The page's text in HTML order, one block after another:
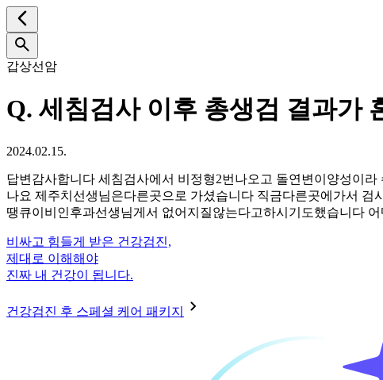
갑상선암
Q. 세침검사 이후 총생검 결과가
2024.02.15.
답변감사합니다 세침검사에서 비정형2번나오고 돌연변이양성이
나요 제주치선생님은다른곳으로 가셨습니다 직금다른곳에가서
땡큐이비인후과선생님게서 없어지질않는다고하시기도했습니다
비싸고 힘들게 받은 건강검진,
제대로 이해해야
진짜 내 건강이 됩니다.
건강검진 후 스페셜 케어 패키지